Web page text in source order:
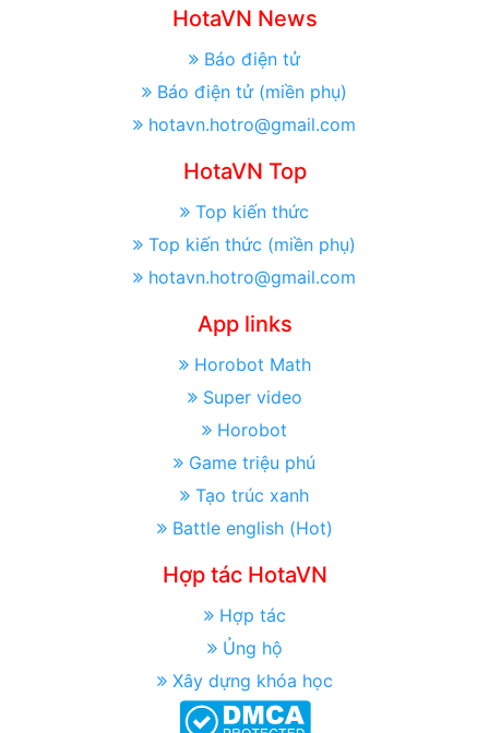
HotaVN News
Báo điện tử
Báo điện tử (miền phụ)
hotavn.hotro@gmail.com
HotaVN Top
Top kiến thức
Top kiến thức (miền phụ)
hotavn.hotro@gmail.com
App links
Horobot Math
Super video
Horobot
Game triệu phú
Tạo trúc xanh
Battle english (Hot)
Hợp tác HotaVN
Hợp tác
Ủng hộ
Xây dựng khóa học